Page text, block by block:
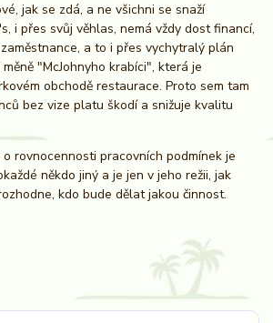
jak se zdá, a ne všichni se snaží
i přes svůj věhlas, nemá vždy dost financí,
a to i přes vychytralý plán
"McJohnyho krabíci", která je
obchodě restaurace. Proto sem tam
bez vize platu škodí a snižuje kvalitu
rovnocennosti pracovních podmínek je
někdo jiný a je jen v jeho režii, jak
kdo bude dělat jakou činnost.